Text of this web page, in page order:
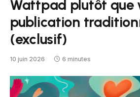
Wattpad plutôt que
publication
(exclusif)
10 juin 2026 6 minutes